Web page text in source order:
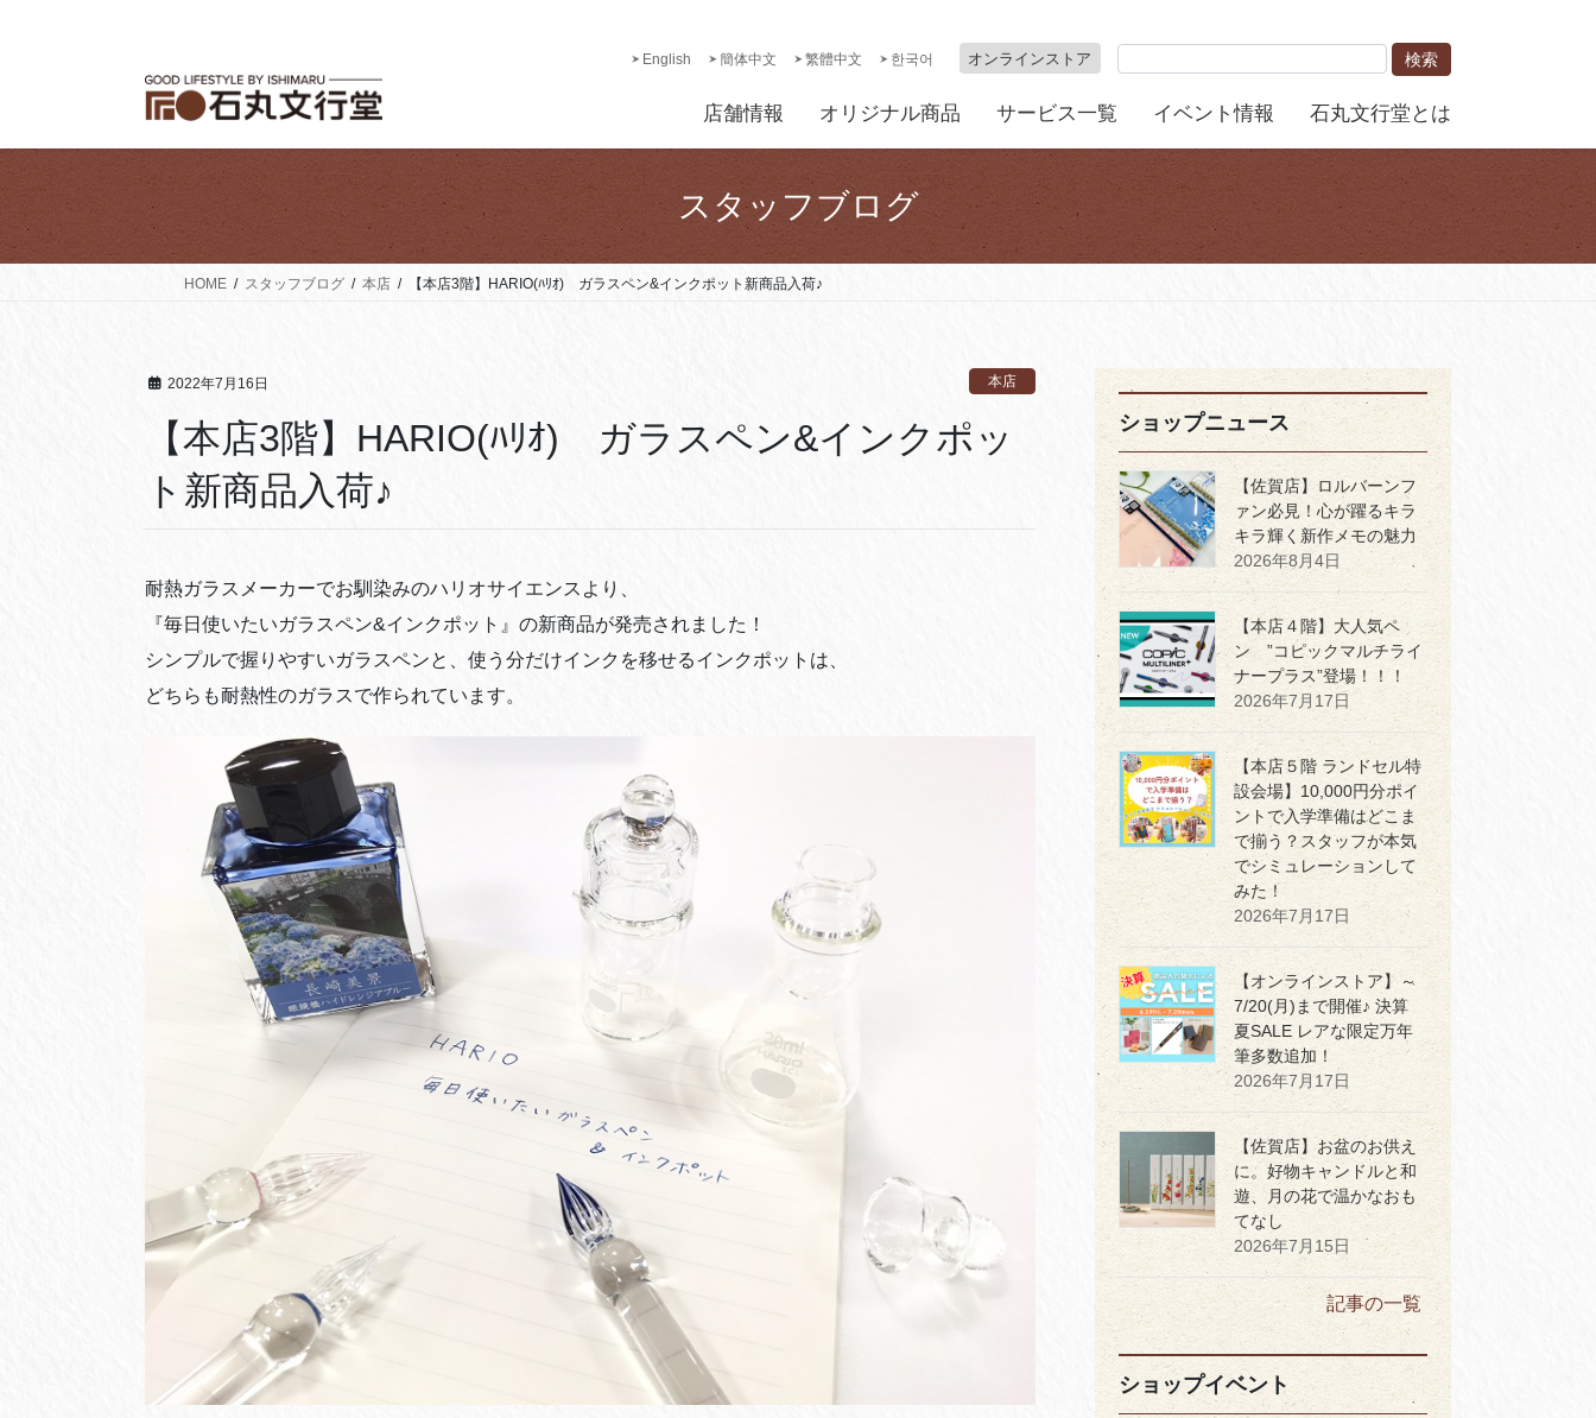
へ
プ
ョ
動
English 簡体中文 繁體中文 한국어 オンラインストア
店舗情報 オリジナル商品 サービス一覧 イベント情報 石丸文行堂とは
スタッフブログ
HOME スタッフブログ 本店 【本店3階】HARIO(ﾊﾘｵ) ガラスペン&インクポット新商品入荷♪
2022年7月16日 本店
【本店3階】HARIO(ﾊﾘｵ) ガラスペン&インクポッ
ト新商品入荷♪
耐熱ガラスメーカーでお馴染みのハリオサイエンスより、
『毎日使いたいガラスペン&インクポット』の新商品が発売されました！
シンプルで握りやすいガラスペンと、使う分だけインクを移せるインクポットは、
どちらも耐熱性のガラスで作られています。
ショップニュース
【佐賀店】ロルバーンフ
ァン必見！心が躍るキラ
キラ輝く新作メモの魅力
2026年8月4日
【本店４階】大人気ペ
ン ”コピックマルチライ
ナープラス”登場！！！
2026年7月17日
【本店５階 ランドセル特
設会場】10,000円分ポイ
ントで入学準備はどこま
で揃う？スタッフが本気
でシミュレーションして
みた！
2026年7月17日
【オンラインストア】～
7/20(月)まで開催♪ 決算
夏SALE レアな限定万年
筆多数追加！
2026年7月17日
【佐賀店】お盆のお供え
に。好物キャンドルと和
遊、月の花で温かなおも
てなし
2026年7月15日
記事の一覧
ショップイベント